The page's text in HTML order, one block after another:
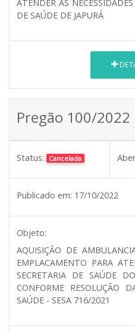
ATENDER AS
DE SAÚDE DE JAPURÁ
Pregão 100/2022
Status: Cancelada
Publicado em: 17/10/2022
Objeto:
AQUISIÇÃO DE
EMPLACAMENTO PARA
SECRETARIA DE SAÚDE
CONFORME RESOLUÇÃO
SAÚDE - SESA 716/2021